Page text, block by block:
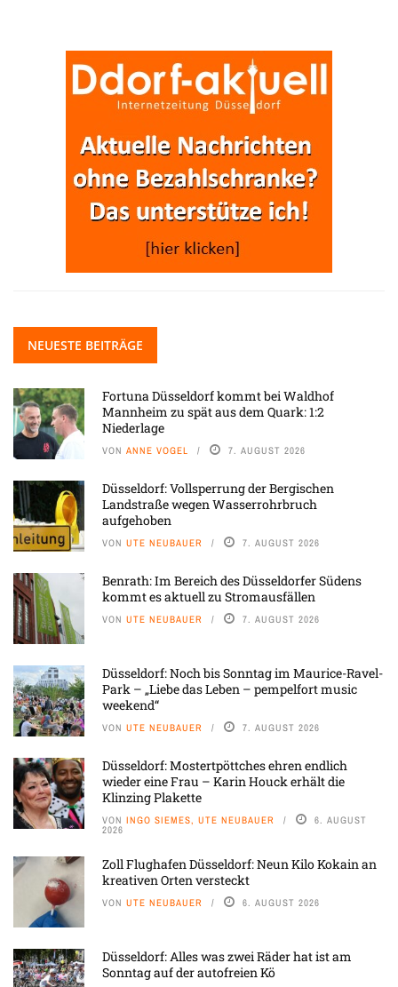
NEUESTE BEITRÄGE
Fortuna Düsseldorf kommt bei Waldhof
Mannheim zu spät aus dem Quark: 1:2
Niederlage
VON ANNE VOGEL 7. AUGUST 2026
Düsseldorf: Vollsperrung der Bergischen
Landstraße wegen Wasserrohrbruch
aufgehoben
VON UTE NEUBAUER 7. AUGUST 2026
Benrath: Im Bereich des Düsseldorfer Südens
kommt es aktuell zu Stromausfällen
VON UTE NEUBAUER 7. AUGUST 2026
Düsseldorf: Noch bis Sonntag im Maurice-Ravel-
Park – „Liebe das Leben – pempelfort music
weekend“
VON UTE NEUBAUER 7. AUGUST 2026
Düsseldorf: Mostertpöttches ehren endlich
wieder eine Frau – Karin Houck erhält die
Klinzing Plakette
VON INGO SIEMES, UTE NEUBAUER 6. AUGUST
2026
Zoll Flughafen Düsseldorf: Neun Kilo Kokain an
kreativen Orten versteckt
VON UTE NEUBAUER 6. AUGUST 2026
Düsseldorf: Alles was zwei Räder hat ist am
Sonntag auf der autofreien Kö